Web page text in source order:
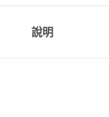
說明